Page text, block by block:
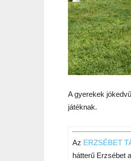
A gyerekek
játéknak.
Az ERZSÉBET
hátterű Erzsébet